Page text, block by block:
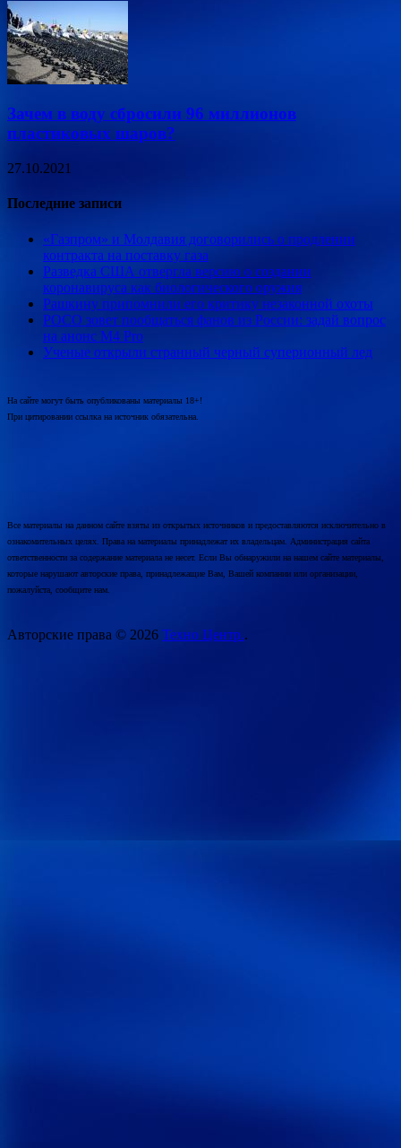
Зачем в воду сбросили 96 миллионов
пластиковых шаров?
27.10.2021
Последние записи
«Газпром» и Молдавия договорились о продлении
контракта на поставку газа
Разведка США отвергла версию о создании
коронавируса как биологического оружия
Рашкину припомнили его критику незаконной охоты
POCO зовет пообщаться фанов из России: задай вопрос
на анонс M4 Pro
Ученые открыли странный черный суперионный лед
На сайте могут быть опубликованы материалы 18+!
При цитировании ссылка на источник обязательна.
Все материалы на данном сайте взяты из открытых источников и предоставляются исключительно в
ознакомительных целях. Права на материалы принадлежат их владельцам. Администрация сайта
ответственности за содержание материала не несет. Если Вы обнаружили на нашем сайте материалы,
которые нарушают авторские права, принадлежащие Вам, Вашей компании или организации,
пожалуйста, сообщите нам.
Авторские права © 2026 Техно Центр..